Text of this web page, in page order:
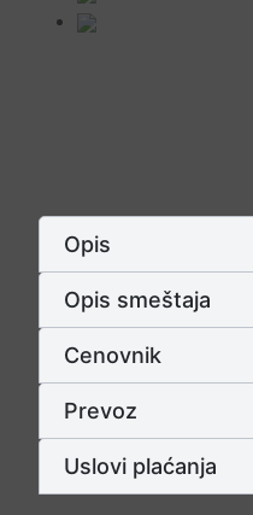
Opis
Opis smeštaja
Cenovnik
Prevoz
Uslovi plaćanja